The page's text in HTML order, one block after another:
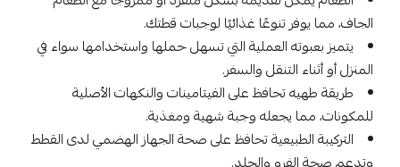
الجاف، مما يوفر تنوعًا غذائيًا لوجبات قطتك.
يتميز بعبوته العملية التي تسهل حملها واستخدامها سواء في
المنزل أو أثناء التنقل والسفر.
طريقة طهيه تحافظ على الفيتامينات والنكهات الأصلية
للمكونات، مما يجعله وجبة شهية ومغذية.
التركيبة الطبيعية تحافظ على صحة الجهاز الهضمي لدى القطط